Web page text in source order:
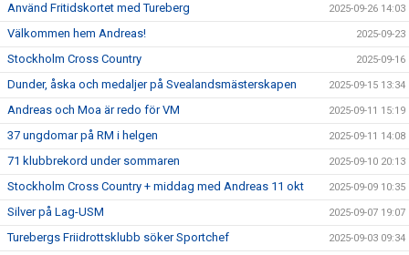
Använd Fritidskortet med Tureberg 2025-09-26 14:03
Välkommen hem Andreas! 2025-09-23
Stockholm Cross Country 2025-09-16
Dunder, åska och medaljer på Svealandsmästerskapen 2025-09-15 13:34
Andreas och Moa är redo för VM 2025-09-11 15:19
37 ungdomar på RM i helgen 2025-09-11 14:08
71 klubbrekord under sommaren 2025-09-10 20:13
Stockholm Cross Country + middag med Andreas 11 okt 2025-09-09 10:35
Silver på Lag-USM 2025-09-07 19:07
Turebergs Friidrottsklubb söker Sportchef 2025-09-03 09:34